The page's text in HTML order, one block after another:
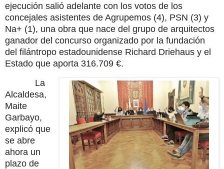
ejecución salió adelante con los votos de los
concejales asistentes de Agrupemos (4), PSN (3) y
Na+ (1), una obra que nace del grupo de arquitectos
ganador del concurso organizado por la fundación
del filántropo estadounidense Richard Driehaus y el
Estado que aporta 316.709 €.
La
Alcaldesa,
Maite
Garbayo,
explicó que
se abre
ahora un
plazo de